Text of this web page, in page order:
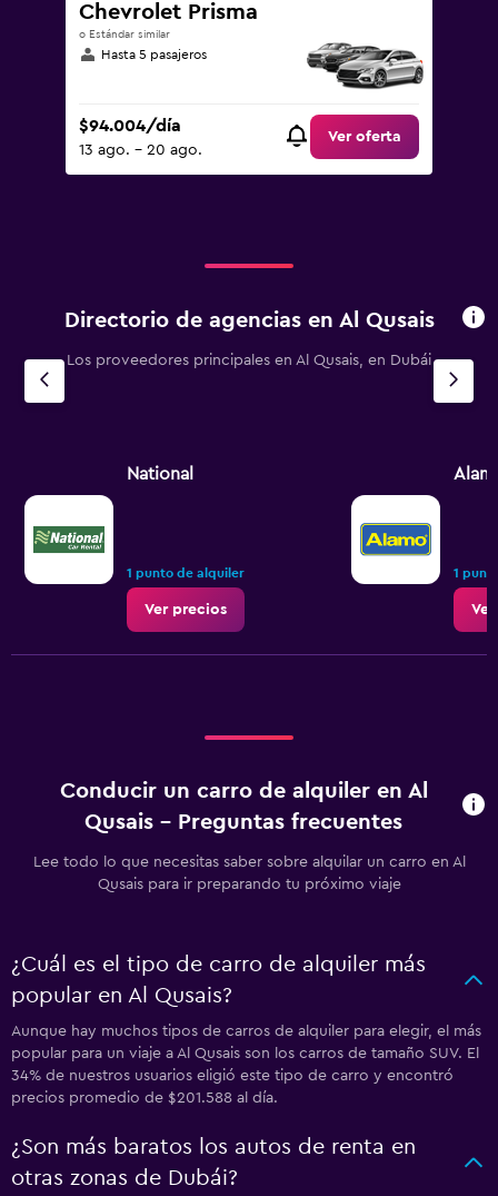
Chevrolet Prisma
o Estándar similar
Hasta 5 pasajeros
$94.004/día
13 ago. - 20 ago.
Ver oferta
Directorio de agencias en Al Qusais
Los proveedores principales en Al Qusais, en Dubái
National
1 punto de alquiler
Ver precios
1
Conducir un carro de alquiler en Al
Qusais - Preguntas frecuentes
Lee todo lo que necesitas saber sobre alquilar un carro en Al
Qusais para ir preparando tu próximo viaje
¿Cuál es el tipo de carro de alquiler más
popular en Al Qusais?
Aunque hay muchos tipos de carros de alquiler para elegir, el más
popular para un viaje a Al Qusais son los carros de tamaño SUV. El
34% de nuestros usuarios eligió este tipo de carro y encontró
precios promedio de $201.588 al día.
¿Son más baratos los autos de renta en
otras zonas de Dubái?